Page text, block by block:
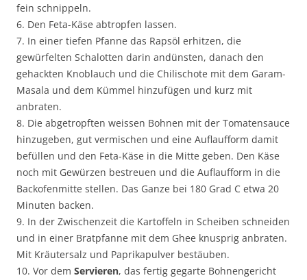
fein schnippeln.
6. Den Feta-Käse abtropfen lassen.
7. In einer tiefen Pfanne das Rapsöl erhitzen, die
gewürfelten Schalotten darin andünsten, danach den
gehackten Knoblauch und die Chilischote mit dem Garam-
Masala und dem Kümmel hinzufügen und kurz mit
anbraten.
8. Die abgetropften weissen Bohnen mit der Tomatensauce
hinzugeben, gut vermischen und eine Auflaufform damit
befüllen und den Feta-Käse in die Mitte geben. Den Käse
noch mit Gewürzen bestreuen und die Auflaufform in die
Backofenmitte stellen. Das Ganze bei 180 Grad C etwa 20
Minuten backen.
9. In der Zwischenzeit die Kartoffeln in Scheiben schneiden
und in einer Bratpfanne mit dem Ghee knusprig anbraten.
Mit Kräutersalz und Paprikapulver bestäuben.
10. Vor dem Servieren, das fertig gegarte Bohnengericht